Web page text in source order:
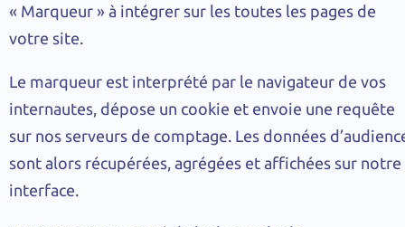
« Marqueur » à intégrer sur les toutes les pages de
votre site.
Le marqueur est interprété par le navigateur de vos
internautes, dépose un cookie et envoie une requête
sur nos serveurs de comptage. Les données
sont alors récupérées, agrégées et affichées sur notre
interface.